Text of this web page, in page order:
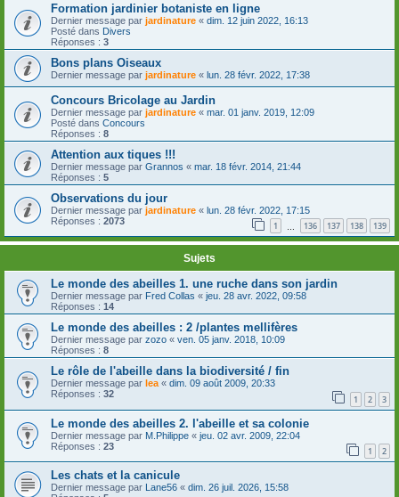
Formation jardinier botaniste en ligne
Dernier message par jardinature « dim. 12 juin 2022, 16:13
Posté dans Divers
Réponses : 3
Bons plans Oiseaux
Dernier message par jardinature « lun. 28 févr. 2022, 17:38
Concours Bricolage au Jardin
Dernier message par jardinature « mar. 01 janv. 2019, 12:09
Posté dans Concours
Réponses : 8
Attention aux tiques !!!
Dernier message par Grannos « mar. 18 févr. 2014, 21:44
Réponses : 5
Observations du jour
Dernier message par jardinature « lun. 28 févr. 2022, 17:15
Réponses : 2073 1 136 137 138 139
Sujets
Le monde des abeilles 1. une ruche dans son jardin
Dernier message par Fred Collas « jeu. 28 avr. 2022, 09:58
Réponses : 14
Le monde des abeilles : 2 /plantes mellifères
Dernier message par zozo « ven. 05 janv. 2018, 10:09
Réponses : 8
Le rôle de l'abeille dans la biodiversité / fin
Dernier message par lea « dim. 09 août 2009, 20:33
Réponses : 32 1 2 3
Le monde des abeilles 2. l'abeille et sa colonie
Dernier message par M.Philippe « jeu. 02 avr. 2009, 22:04
Réponses : 23 1 2
Les chats et la canicule
Dernier message par Lane56 « dim. 26 juil. 2026, 15:58